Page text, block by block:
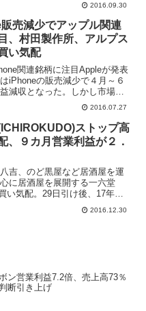
2016.09.30
売減少でアップル関連
、村田製作所、アルプス
い気配
関連銘柄に注目Appleが発表
iPhoneの販売減少で４月～６
減収となった。しかし市場コ
スほど減益ではなかったことが
なり、Apple株は時間外取引の米
値を７％上回っている...
2016.07.27
ストップ高
、９カ月営業利益が２．
吉、のど黒屋など居酒屋を運
に居酒屋を展開する一六堂
い気配。29日引け後、17年２
月（2016年３～11月）の連結決
した。売上高は前年同期比4.1％
2016.12.30
ン営業利益7.2倍、売上高73％
断引き上げ